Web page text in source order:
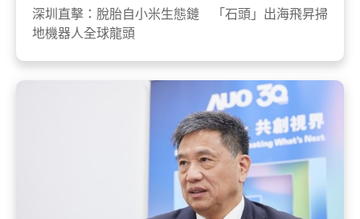
深圳直擊：脫胎自小米生態鏈 「石頭」出海飛昇掃
地機器人全球龍頭